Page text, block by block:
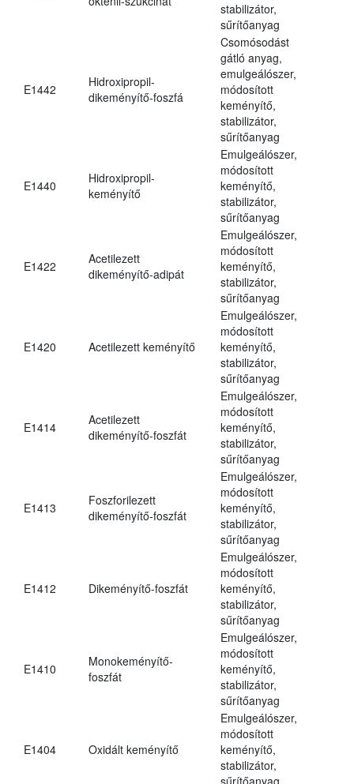
stabilizátor,
sűrítőanyag
E1442
Hidroxipropil-
dikeményítő-foszfá
Csomósodást
gátló anyag,
emulgeálószer,
módosított
keményítő,
stabilizátor,
sűrítőanyag
E1440
Hidroxipropil-
keményítő
Emulgeálószer,
módosított
keményítő,
stabilizátor,
sűrítőanyag
E1422
Acetilezett
dikeményítő-adipát
Emulgeálószer,
módosított
keményítő,
stabilizátor,
sűrítőanyag
E1420 Acetilezett keményítő
Emulgeálószer,
módosított
keményítő,
stabilizátor,
sűrítőanyag
E1414
Acetilezett
dikeményítő-foszfát
Emulgeálószer,
módosított
keményítő,
stabilizátor,
sűrítőanyag
E1413
Foszforilezett
dikeményítő-foszfát
Emulgeálószer,
módosított
keményítő,
stabilizátor,
sűrítőanyag
E1412 Dikeményítő-foszfát
Emulgeálószer,
módosított
keményítő,
stabilizátor,
sűrítőanyag
E1410
Monokeményítő-
foszfát
Emulgeálószer,
módosított
keményítő,
stabilizátor,
sűrítőanyag
E1404 Oxidált keményítő
Emulgeálószer,
módosított
keményítő,
stabilizátor,
sűrítőanyag